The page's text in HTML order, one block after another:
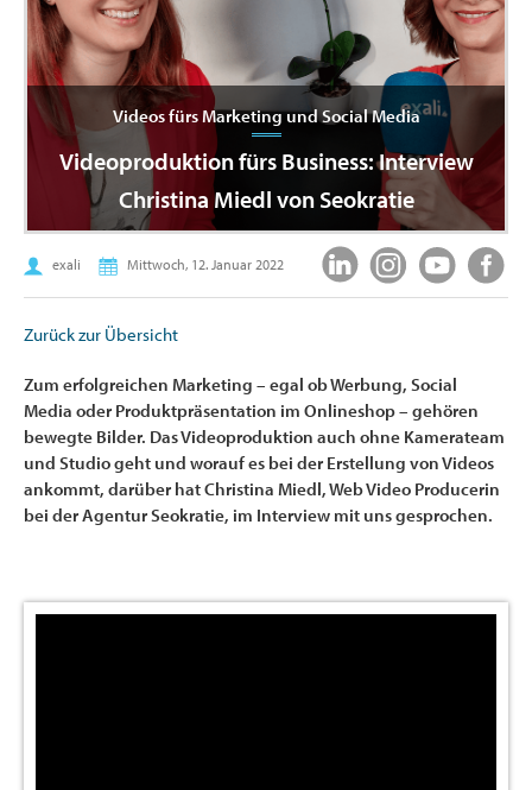
Videos fürs Marketing und Social Media
Videoproduktion fürs Business: Interview
Christina Miedl von Seokratie
exali Mittwoch, 12. Januar 2022
Zurück zur Übersicht
Zum erfolgreichen Marketing – egal ob Werbung, Social
Media oder Produktpräsentation im Onlineshop – gehören
bewegte Bilder. Das Videoproduktion auch ohne Kamerateam
und Studio geht und worauf es bei der Erstellung von Videos
ankommt, darüber hat Christina Miedl, Web Video Producerin
bei der Agentur Seokratie, im Interview mit uns gesprochen.